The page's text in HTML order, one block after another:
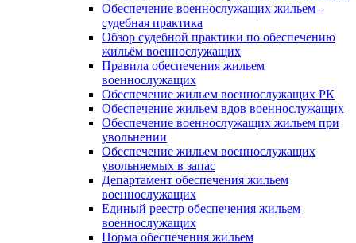
Обеспечение военнослужащих жильем -
судебная практика
Обзор судебной практики по обеспечению
жильём военнослужащих
Правила обеспечения жильем
военнослужащих
Обеспечение жильем военнослужащих РК
Обеспечение жильем вдов военнослужащих
Обеспечение военнослужащих жильем при
увольнении
Обеспечение жильем военнослужащих
увольняемых в запас
Департамент обеспечения жильем
военнослужащих
Единый реестр обеспечения жильем
военнослужащих
Норма обеспечения жильем